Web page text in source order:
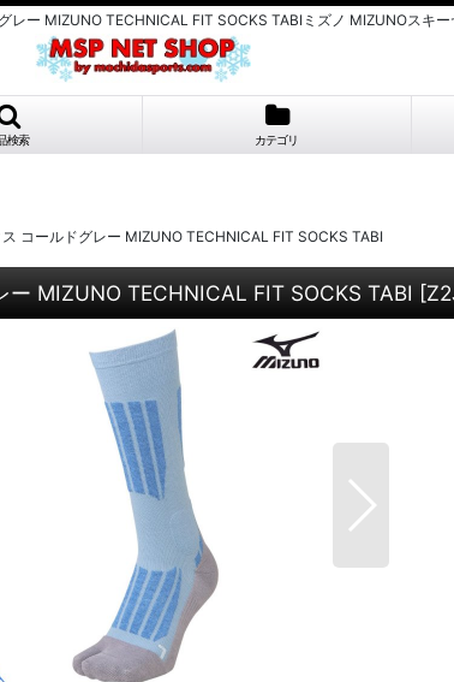
レー MIZUNO TECHNICAL FIT SOCKS TABIミズノ MIZUNOスキ
検索 カテゴリ
コールドグレー MIZUNO TECHNICAL FIT SOCKS TABI
ー MIZUNO TECHNICAL FIT SOCKS TABI [